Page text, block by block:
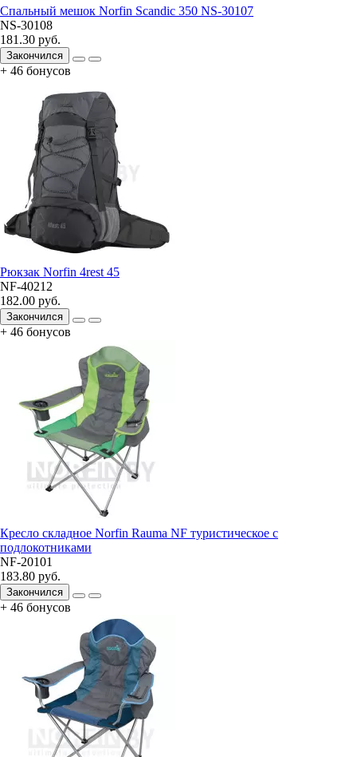
Спальный мешок Norfin Scandic 350 NS-30107
NS-30108
181.30 руб.
Закончился
+ 46 бонусов
Рюкзак Norfin 4rest 45
NF-40212
182.00 руб.
Закончился
+ 46 бонусов
Кресло складное Norfin Rauma NF туристическое с
подлокотниками
NF-20101
183.80 руб.
Закончился
+ 46 бонусов